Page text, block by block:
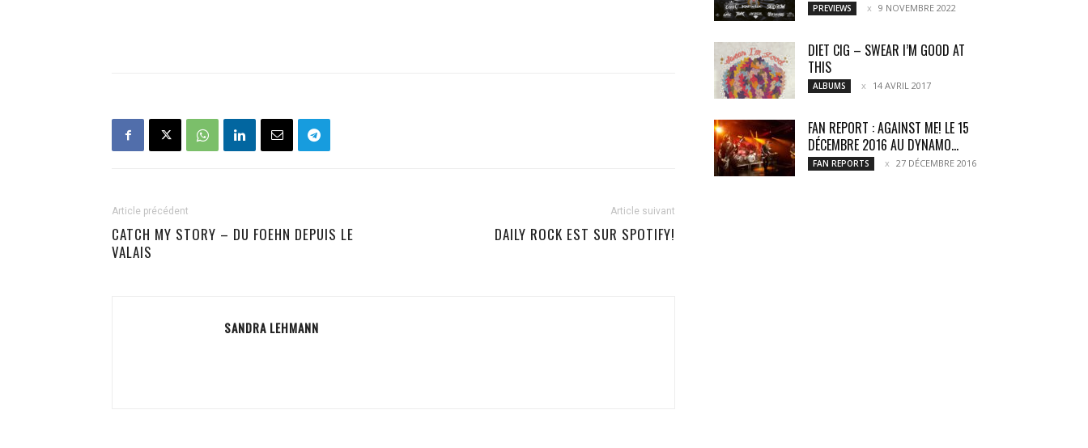
Article précédent
CATCH MY STORY – DU FOEHN DEPUIS LE
VALAIS
Article suivant
DAILY ROCK EST SUR SPOTIFY!
SANDRA LEHMANN
PREVIEWS 9 NOVEMBRE 2022
DIET CIG – SWEAR I’M GOOD AT
THIS
ALBUMS 14 AVRIL 2017
FAN REPORT : AGAINST ME! LE 15
DÉCEMBRE 2016 AU DYNAMO...
FAN REPORTS 27 DÉCEMBRE 2016